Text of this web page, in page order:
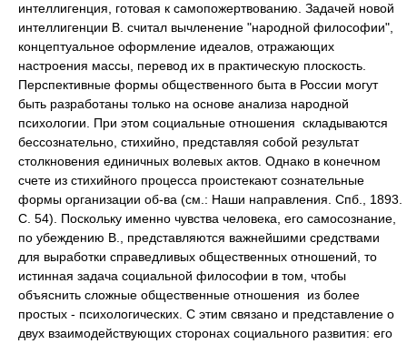
интеллигенция, готовая к самопожертвованию. Задачей новой
интеллигенции В. считал вычленение "народной философии",
концептуальное оформление идеалов, отражающих
настроения массы, перевод их в практическую плоскость.
Перспективные формы общественного быта в России могут
быть разработаны только на основе анализа народной
психологии. При этом социальные отношения складываются
бессознательно, стихийно, представляя собой результат
столкновения единичных волевых актов. Однако в конечном
счете из стихийного процесса проистекают сознательные
формы организации об-ва (см.: Наши направления. Спб., 1893.
С. 54). Поскольку именно чувства человека, его самосознание,
по убеждению В., представляются важнейшими средствами
для выработки справедливых общественных отношений, то
истинная задача социальной философии в том, чтобы
объяснить сложные общественные отношения из более
простых - психологических. С этим связано и представление о
двух взаимодействующих сторонах социального развития: его